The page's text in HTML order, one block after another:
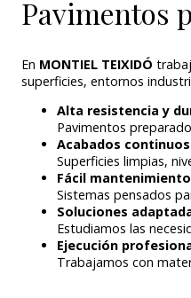
Pavimentos
En MONTIEL TEIXIDÓ
superficies, entornos
Alta resistencia y
Pavimentos
Acabados
Superficies limpias,
Fácil
Sistemas pensados
Soluciones
Estudiamos las
Ejecución
Trabajamos con